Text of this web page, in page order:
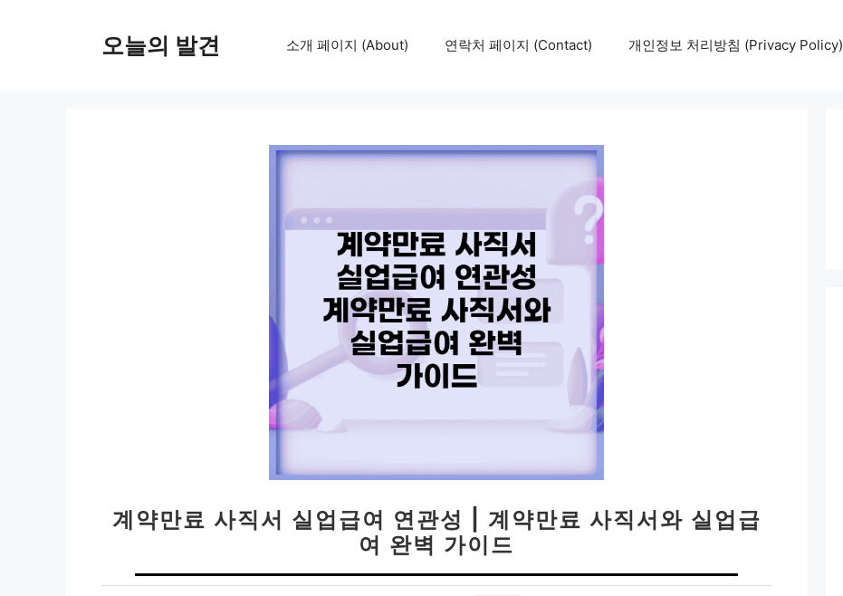
오늘의 발견 소개 페이지 (About) 연락처 페이지 (Contact) 개인정보 처리방침 (Privacy Policy)
계약만료 사직서 실업급여 연관성 | 계약만료 사직서와 실업급
여 완벽 가이드